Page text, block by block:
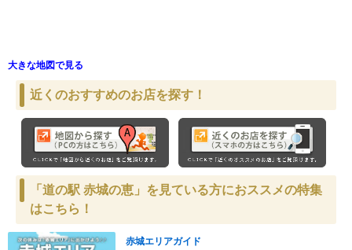
大きな地図で見る
近くのおすすめのお店を探す！
「道の駅 赤城の恵」を見ている方におススメの特集
はこちら！
赤城エリアガイド